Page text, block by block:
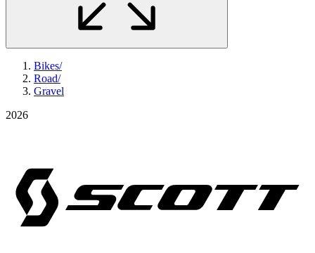
Bikes/
Road/
Gravel
2026